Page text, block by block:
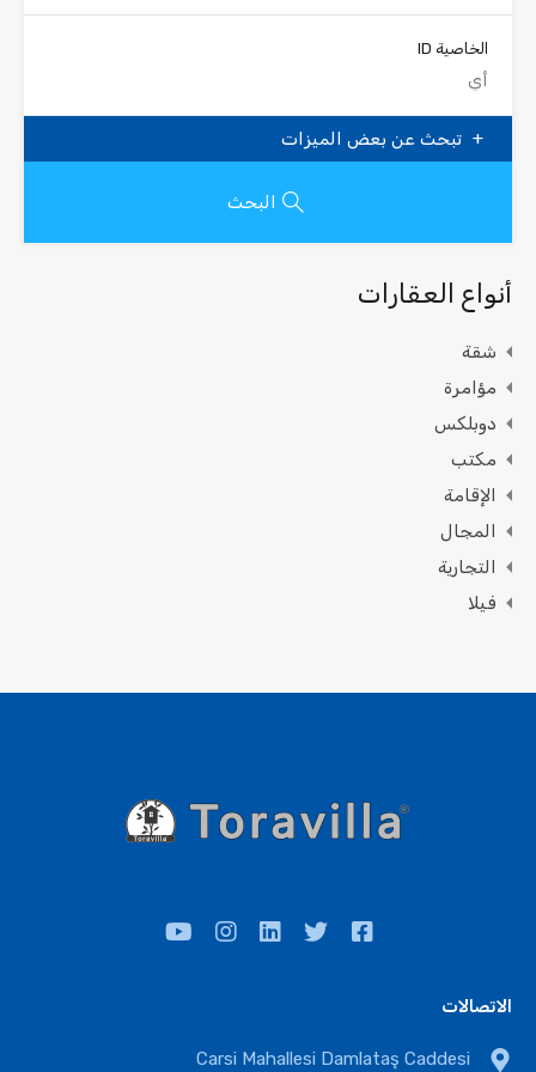
الخاصية ID
تبحث عن بعض الميزات
البحث
أنواع العقارات
شقة
مؤامرة
دوبلكس
مكتب
الإقامة
المجال
التجارية
فيلا
الاتصالات
Carsi Mahallesi Damlataş Caddesi